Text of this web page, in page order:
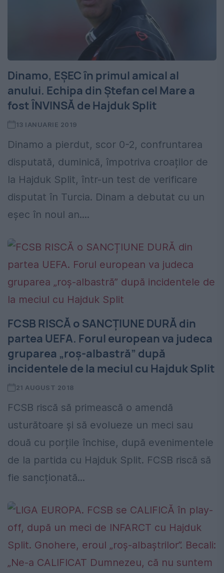
Dinamo, EȘEC în primul amical al
anului. Echipa din Ștefan cel Mare a
fost ÎNVINSĂ de Hajduk Split
13 IANUARIE 2019
Dinamo a pierdut, scor 0-2, confruntarea
disputată, duminică, împotriva croaților de
la Hajduk Split, într-un test de verificare
disputat în Turcia. Dinam a debutat cu un
eșec în noul an....
FCSB RISCĂ o SANCȚIUNE DURĂ din
partea UEFA. Forul european va judeca
gruparea „roș-albastră” după
incidentele de la meciul cu Hajduk Split
21 AUGUST 2018
FCSB riscă să primească o amendă
usturătoare și să evolueze un meci sau
două cu porțile închise, după evenimentele
de la partida cu Hajduk Split. FCSB riscă să
fie sancționată...